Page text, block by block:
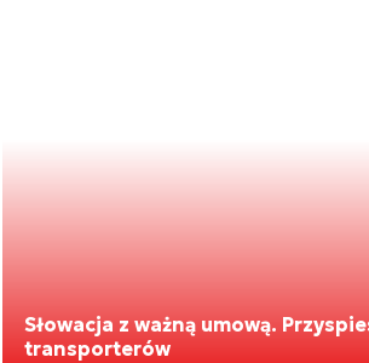
Słowacja z ważną umową.
transporterów